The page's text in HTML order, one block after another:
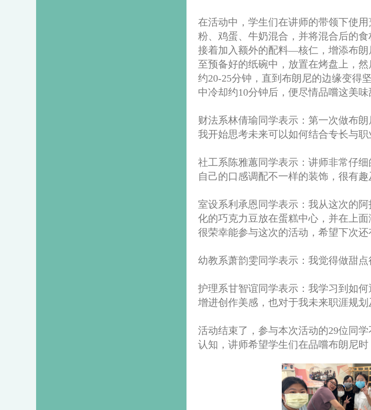
在活动中，学生们在讲师的带领下使
粉、鸡蛋、牛奶混合，并将混合后的
接着加入额外的配料—核仁，增添布
至预备好的纸碗中，放置在烤盘上，
约20-25分钟，直到布朗尼的边缘变得
中冷却约10分钟后，便尽情品嚐这美味
财法系林倩瑜同学表示：第一次做布
我开始思考未来可以如何结合专长与职
社工系陈雅蕙同学表示：讲师非常仔
自己的口感调配不一样的装饰，很有趣
室设系利承恩同学表示：我从这次的
化的巧克力豆放在蛋糕中心，并在上
很荣幸能参与这次的活动，希望下次还
幼教系萧韵雯同学表示：我觉得做甜
护理系甘智谊同学表示：我学习到如
增进创作美感，也对于我未来职涯规划
活动结束了，参与本次活动的29位同
认知，讲师希望学生们在品嚐布朗尼